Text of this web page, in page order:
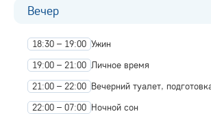
Вечер
18:30 – 19:00 Ужин
19:00 – 21:00 Личное время
21:00 – 22:00 Вечерний туалет,
22:00 – 07:00 Ночной сон